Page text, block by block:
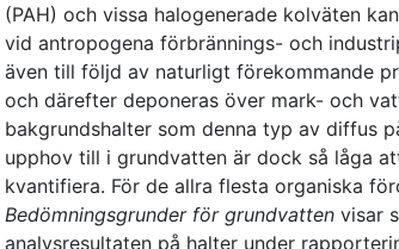
(PAH) och vissa halogenerade kolväten
vid antropogena förbrännings- och
även till följd av naturligt förekommande
och därefter deponeras över mark- och
bakgrundshalter som denna typ av diffus
upphov till i grundvatten är dock så låga
kvantifiera. För de allra flesta organiska
Bedömningsgrunder för grundvattenvisar
analysresultaten på halter under